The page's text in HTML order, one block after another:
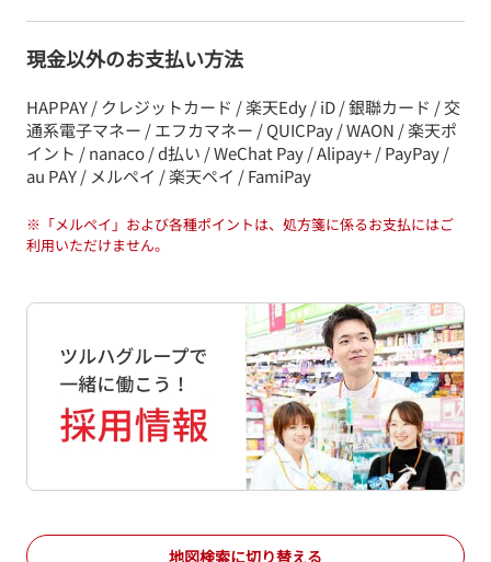
現金以外のお支払い方法
HAPPAY / クレジットカード / 楽天Edy / iD / 銀聯カード / 交
通系電子マネー / エフカマネー / QUICPay / WAON / 楽天ポ
イント / nanaco / d払い / WeChat Pay / Alipay+ / PayPay /
au PAY / メルペイ / 楽天ペイ / FamiPay
※ 「メルペイ」および各種ポイントは、処方箋に係るお支払にはご
利用いただけません。
地図検索に切り替える